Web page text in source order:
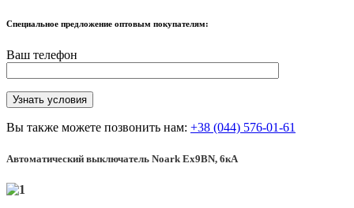
Специальное предложение оптовым покупателям:
Ваш телефон
Вы также можете позвонить нам: +38 (044) 576-01-61
Автоматический выключатель Noark Ех9ВN, 6кА